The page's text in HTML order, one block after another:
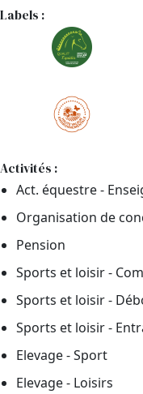
Labels :
Activités :
Act. équestre -
Organisation de
Pension
Sports et loisir -
Sports et loisir -
Sports et loisir -
Elevage - Sport
Elevage - Loisirs